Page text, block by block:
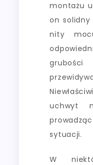
montażu
on
nity
grubości
uchwyt
sytuacji.
W